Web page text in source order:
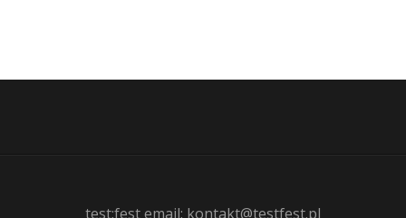
test:fest email: kontakt@testfest.pl